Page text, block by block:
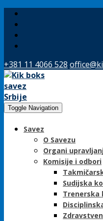
+381 11 4066 528
Toggle Navigation
Savez
O Savezu
Organi
Komisije i odbori
Sudijska
Trenerska